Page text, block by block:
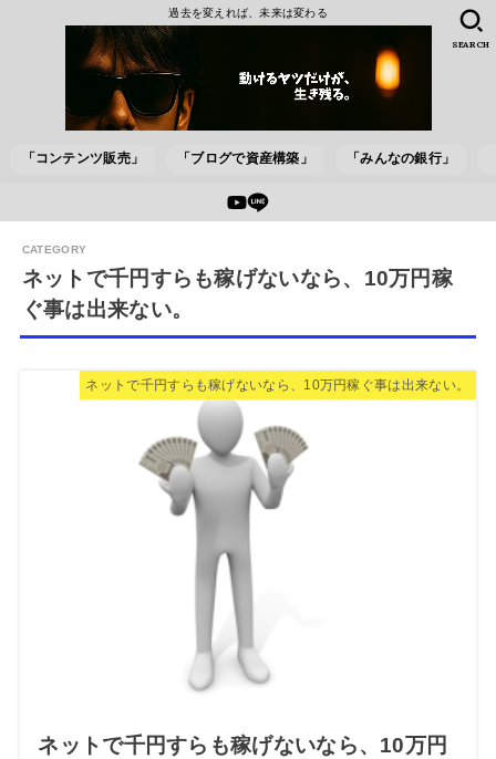
過去を変えれば、未来は変わる
「コンテンツ販売」 「ブログで資産構築」 「みんなの銀行」
SEARCH
ネットで千円すらも稼げないなら、10万円稼
ぐ事は出来ない。
ネットで千円すらも稼げないなら、10万円稼ぐ事は出来ない。
ネットで千円すらも稼げないなら、10万円